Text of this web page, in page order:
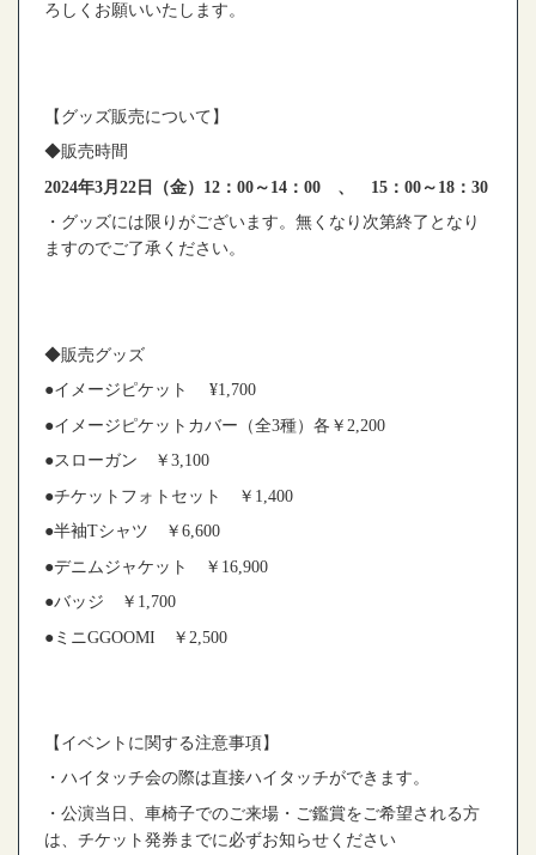
ろしくお願いいたします。
【グッズ販売について】
◆販売時間
2024年3月22日（金）12：00～14：00 、 15：00～18：30
・グッズには限りがございます。無くなり次第終了となり
ますのでご了承ください。
◆販売グッズ
●イメージピケット ¥1,700
●イメージピケットカバー（全3種）各￥2,200
●スローガン ￥3,100
●チケットフォトセット ￥1,400
●半袖Tシャツ ￥6,600
●デニムジャケット ￥16,900
●バッジ ￥1,700
●ミニGGOOMI ￥2,500
【イベントに関する注意事項】
・ハイタッチ会の際は直接ハイタッチができます。
・公演当日、車椅子でのご来場・ご鑑賞をご希望される方
は、チケット発券までに必ずお知らせください